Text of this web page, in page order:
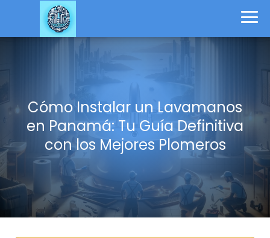
Cómo Instalar un Lavamanos
en Panamá: Tu Guía Definitiva
con los Mejores Plomeros